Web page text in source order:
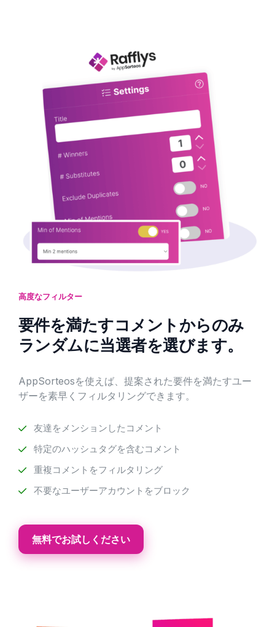
高度なフィルター
要件を満たすコメントからのみ
ランダムに当選者を選びます。
AppSorteosを使えば、提案された要件を満たすユー
ザーを素早くフィルタリングできます。
友達をメンションしたコメント
特定のハッシュタグを含むコメント
重複コメントをフィルタリング
不要なユーザーアカウントをブロック
無料でお試しください